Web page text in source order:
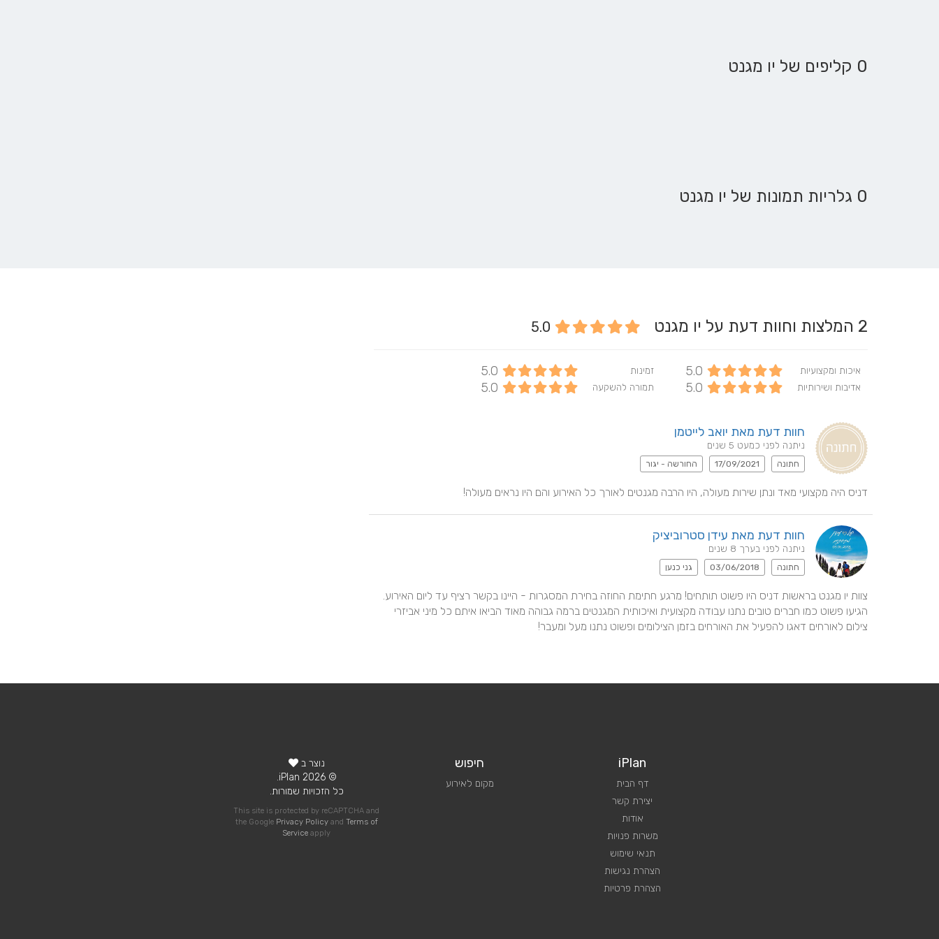
0 קליפים של יו מגנט
0 גלריות תמונות של יו מגנט
2 המלצות וחוות דעת על יו מגנט 5.0
איכות ומקצועיות 5.0 זמינות 5.0
אדיבות ושירותיות 5.0 תמורה להשקעה 5.0
חוות דעת מאת יואב לייטמן
ניתנה לפני כמעט 5 שנים
חתונה 17/09/2021 החורשה - יגור
דניס היה מקצועי מאד ונתן שירות מעולה, היו הרבה מגנטים לאורך כל האירוע והם היו נראים מעולה!
חוות דעת מאת עידן סטרוביציק
ניתנה לפני בערך 8 שנים
חתונה 03/06/2018 גני כנען
צילום לאורחים דאגו להפעיל את האורחים בזמן הצילומים ופשוט נתנו מעל ומעבר!
iPlan
דף הבית
יצירת קשר
אודות
משרות פנויות
תנאי שימוש
הצהרת נגישות
הצהרת פרטיות
חיפוש
מקום לאירוע
נוצר ב
© 2026 iPlan.
כל הזכויות שמורות.
This site is protected by reCAPTCHA and
the Google Privacy Policyand Terms of
Service apply